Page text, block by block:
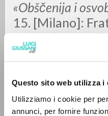
Questo sito web utilizza i
Utilizziamo i cookie per
annunci, per fornire
«Obščenija i
15. [Milano]:
Comunione e
Pdf.
https://
dono-di-grazia-
manca.